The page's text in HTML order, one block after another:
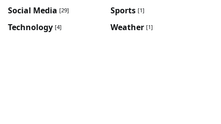
Social Media [29] Sports [1]
Technology [4] Weather [1]